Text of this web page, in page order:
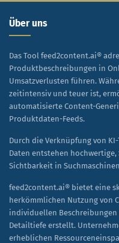
Über uns
Das Tool feed2content.ai®
Produktbeschreibungen in
Umsatzverlusten führen.
zeitintensiv und teuer ist,
automatisierte Content-
Produktdaten-Feeds.
Durch die Verknüpfung von
Daten entstehen
Sichtbarkeit in
feed2content.ai® bietet eine
herkömmlichen Nutzung von
individuellen
Detailtiefe erstellt.
erheblichen